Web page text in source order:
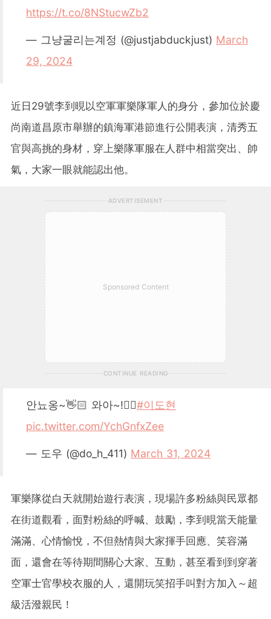
https://t.co/8NStucwZb2
— 그냥굴리는계정 (@justjabduckjust) March
29, 2024
近日29號李到晛以空軍軍樂隊軍人的身分，參加位於慶
尚南道昌原市舉辦的鎮海軍港節進行公開表演，清秀五
官與高挑的身材，穿上樂隊軍服在人群中相當突出、帥
氣，大家一眼就能認出他。
ADVERTISEMENT
Sponsored Content
CONTINUE READING
안뇨옹~👋🏻 와아~!✊🏻#이도현
pic.twitter.com/YchGnfxZee
— 도우 (@do_h_411) March 31, 2024
軍樂隊從白天就開始遊行表演，現場許多粉絲與民眾都
在街道觀看，面對粉絲的呼喊、鼓勵，李到晛當天能量
滿滿、心情愉悅，不但熱情與大家揮手回應、笑容滿
面，還會在等待期間關心大家、互動，甚至看到到穿著
空軍士官學校衣服的人，還開玩笑招手叫對方加入～超
級活潑親民！